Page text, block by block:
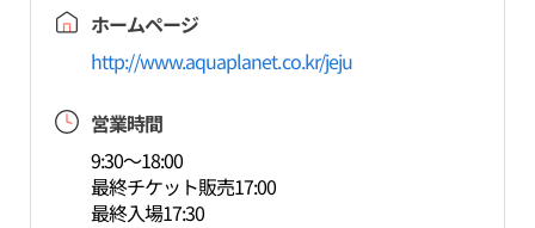
ホームページ
http://www.aquaplanet.co.kr/jeju
営業時間
9:30～18:00
最終チケット販売17:00
最終入場17:30